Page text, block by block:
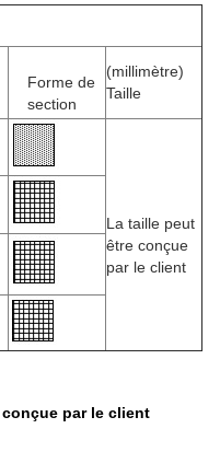
Forme de
section
(millimètre)
Taille
La taille peut
être conçue
par le client
par le client